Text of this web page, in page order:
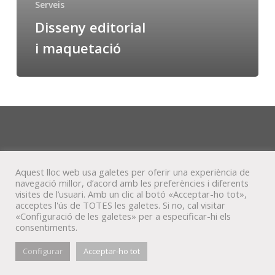
Serveis
Disseny editorial
i maquetació
© Veta Visual, 2022
blueskybehancemixcloud
Aquest lloc web usa galetes per oferir una experiència de
navegació millor, d’acord amb les preferències i diferents
visites de l’usuari. Amb un clic al botó «Acceptar-ho tot»,
acceptes l'ús de TOTES les galetes. Si no, cal visitar
«Configuració de les galetes» per a especificar-hi els
consentiments.
Configurar Acceptar-ho tot